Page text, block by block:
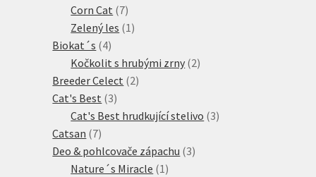
produkty
Corn Cat 77
produktů
Zelený les 1 1
Biokat´s 44
produkty
Kočkolit s hrubými zrny 22
Breeder Celect 22
Cat's Best 33
produkty
Cat's Best hrudkující stelivo 33
Catsan 77
produktů
Deo & pohlcovače zápachu 33
Nature´s Miracle 1 1